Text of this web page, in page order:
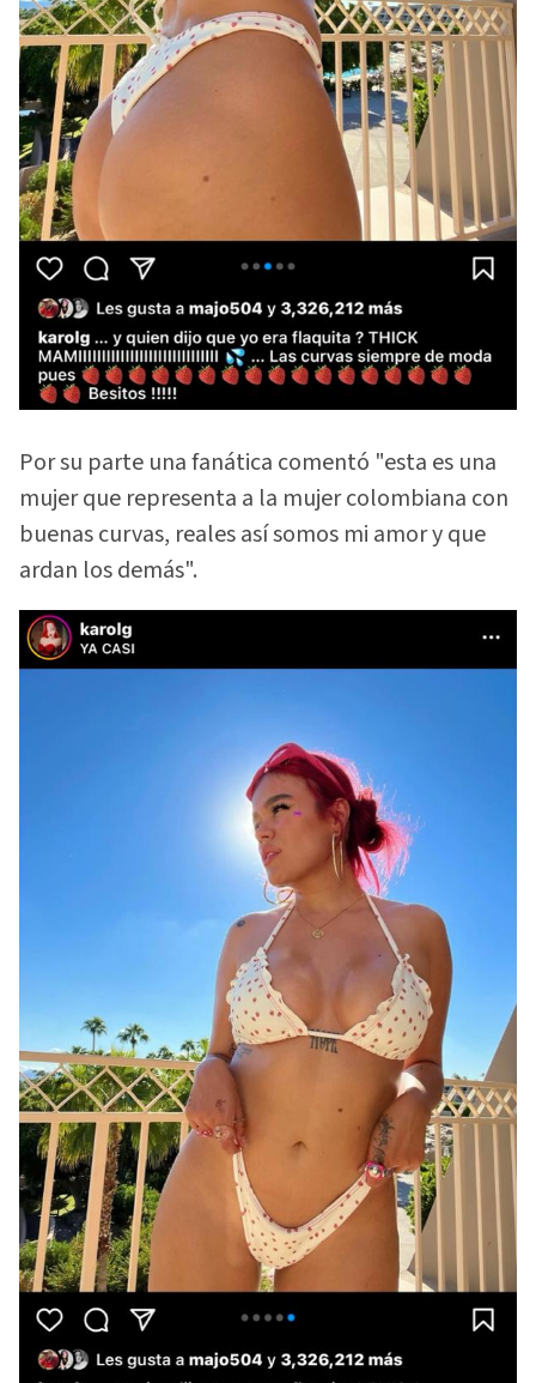
Por su parte una fanática comentó "esta es una
mujer que representa a la mujer colombiana con
buenas curvas, reales así somos mi amor y que
ardan los demás".